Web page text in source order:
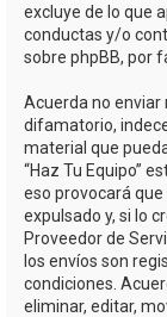
excluye de lo que
conductas y/o
sobre phpBB, por
Acuerda no enviar
difamatorio,
material que
“Haz Tu Equipo”
eso provocará
expulsado y, si lo
Proveedor de
los envíos son
condiciones.
eliminar, editar,